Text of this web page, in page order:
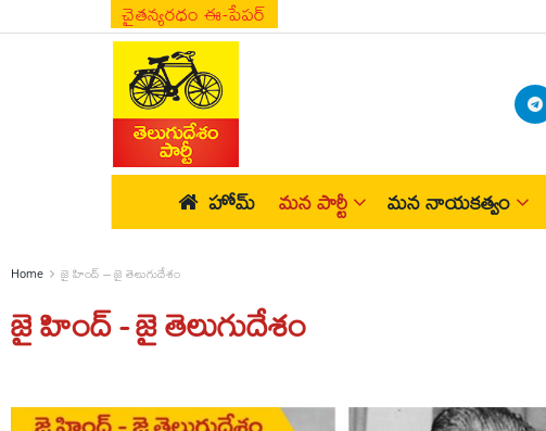
చైతన్యరధం ఈ-పేపర్
హోమ్ మన పార్టీ మన నాయకత్వం
Home జై హింద్ – జై తెలుగుదేశం
జై హింద్ - జై తెలుగుదేశం